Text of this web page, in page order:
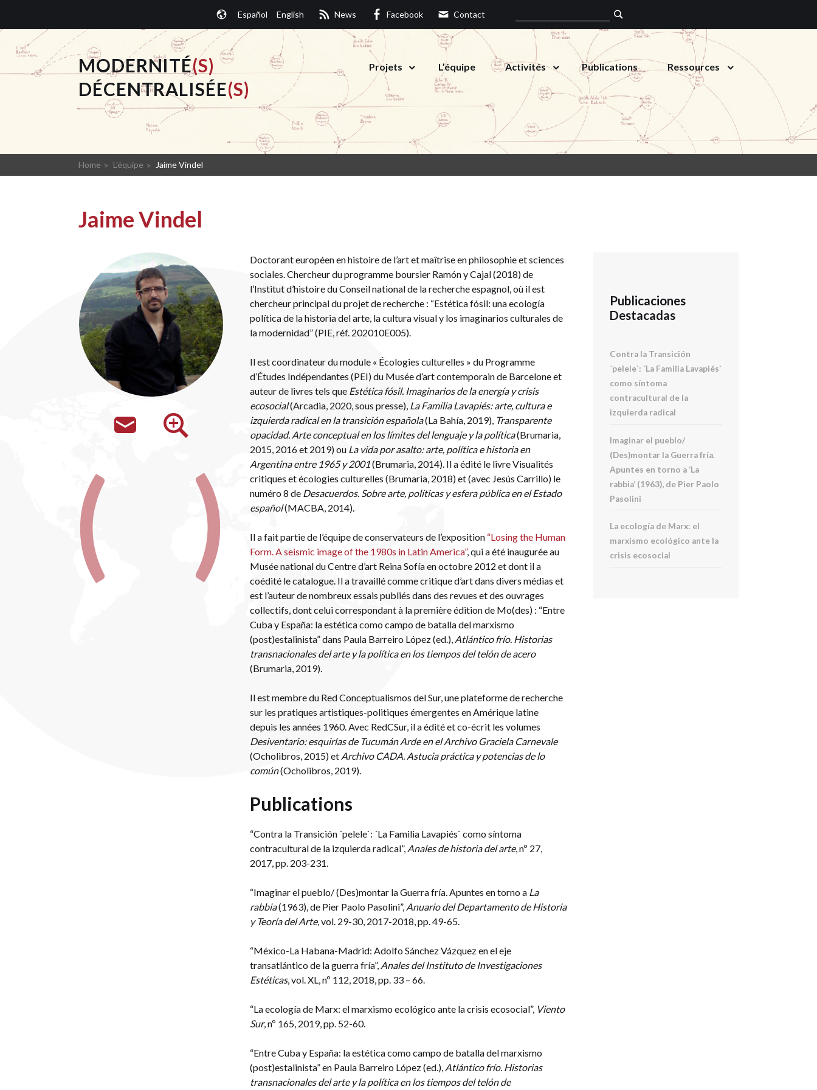
contenu
principal
Español English News Facebook Contact
MODERNITÉ(S)
DÉCENTRALISÉE(S)
Projets L’équipe Activités Publications Ressources
Home L'équipe Jaime Vindel
Jaime Vindel
Doctorant européen en histoire de l’art et maîtrise en philosophie et sciences
sociales. Chercheur du programme boursier Ramón y Cajal (2018) de
l’Institut d’histoire du Conseil national de la recherche espagnol, où il est
chercheur principal du projet de recherche : “Estética fósil: una ecología
política de la historia del arte, la cultura visual y los imaginarios culturales de
la modernidad” (PIE, réf. 202010E005).
Il est coordinateur du module « Écologies culturelles » du Programme
d’Études Indépendantes (PEI) du Musée d’art contemporain de Barcelone et
auteur de livres tels que Estética fósil. Imaginarios de la energía y crisis
ecosocial(Arcadia, 2020, sous presse), La Familia Lavapiés: arte, cultura e
izquierda radical en la transición española(La Bahía, 2019), Transparente
opacidad. Arte conceptual en los límites del lenguaje y la política(Brumaria,
2015, 2016 et 2019) ou La vida por asalto: arte, política e historia en
Argentina entre 1965 y 2001(Brumaria, 2014). Il a édité le livre Visualités
critiques et écologies culturelles (Brumaria, 2018) et (avec Jesús Carrillo) le
numéro 8 de Desacuerdos. Sobre arte, políticas y esfera pública en el Estado
español(MACBA, 2014).
Il a fait partie de l’équipe de conservateurs de l’exposition “Losing the Human
Form. A seismic image of the 1980s in Latin America”, qui a été inaugurée au
Musée national du Centre d’art Reina Sofía en octobre 2012 et dont il a
coédité le catalogue. Il a travaillé comme critique d’art dans divers médias et
est l’auteur de nombreux essais publiés dans des revues et des ouvrages
collectifs, dont celui correspondant à la première édition de Mo(des) : “Entre
Cuba y España: la estética como campo de batalla del marxismo
(post)estalinista” dans Paula Barreiro López (ed.), Atlántico frío. Historias
transnacionales del arte y la política en los tiempos del telón de acero
(Brumaria, 2019).
Il est membre du Red Conceptualismos del Sur, une plateforme de recherche
sur les pratiques artistiques-politiques émergentes en Amérique latine
depuis les années 1960. Avec RedCSur, il a édité et co-écrit les volumes
Desiventario: esquirlas de Tucumán Arde en el Archivo Graciela Carnevale
(Ocholibros, 2015) et Archivo CADA. Astucia práctica y potencias de lo
común(Ocholibros, 2019).
Publications
“Contra la Transición ´pelele`: ´La Familia Lavapiés` como síntoma
contracultural de la izquierda radical”, Anales de historia del arte, nº 27,
2017, pp. 203-231.
“Imaginar el pueblo/ (Des)montar la Guerra fría. Apuntes en torno a La
rabbia(1963), de Pier Paolo Pasolini”, Anuario del Departamento de Historia
y Teoría del Arte, vol. 29-30, 2017-2018, pp. 49-65.
“México-La Habana-Madrid: Adolfo Sánchez Vázquez en el eje
transatlántico de la guerra fría”, Anales del Instituto de Investigaciones
Estéticas, vol. XL, nº 112, 2018, pp. 33 – 66.
“La ecología de Marx: el marxismo ecológico ante la crisis ecosocial”, Viento
Sur, nº 165, 2019, pp. 52-60.
“Entre Cuba y España: la estética como campo de batalla del marxismo
(post)estalinista” en Paula Barreiro López (ed.), Atlántico frío. Historias
transnacionales del arte y la política en los tiempos del telón de
Publicaciones
Destacadas
Contra la Transición
´pelele`: ´La Familia Lavapiés`
como síntoma
contracultural de la
izquierda radical
Imaginar el pueblo/
(Des)montar la Guerra fría.
Apuntes en torno a ‘La
rabbia’ (1963), de Pier Paolo
Pasolini
La ecología de Marx: el
marxismo ecológico ante la
crisis ecosocial